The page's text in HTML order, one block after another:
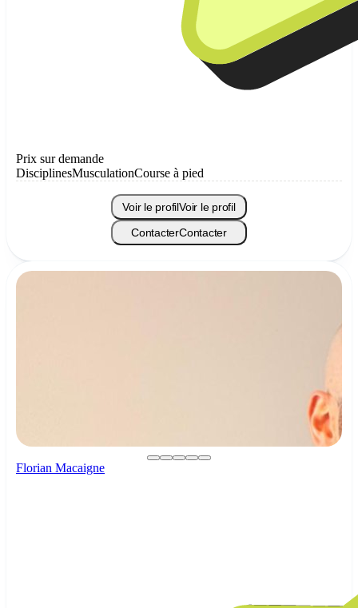
Prix sur demande
DisciplinesMusculationCourse à pied
Voir le profilVoir le profil
ContacterContacter
Florian Macaigne